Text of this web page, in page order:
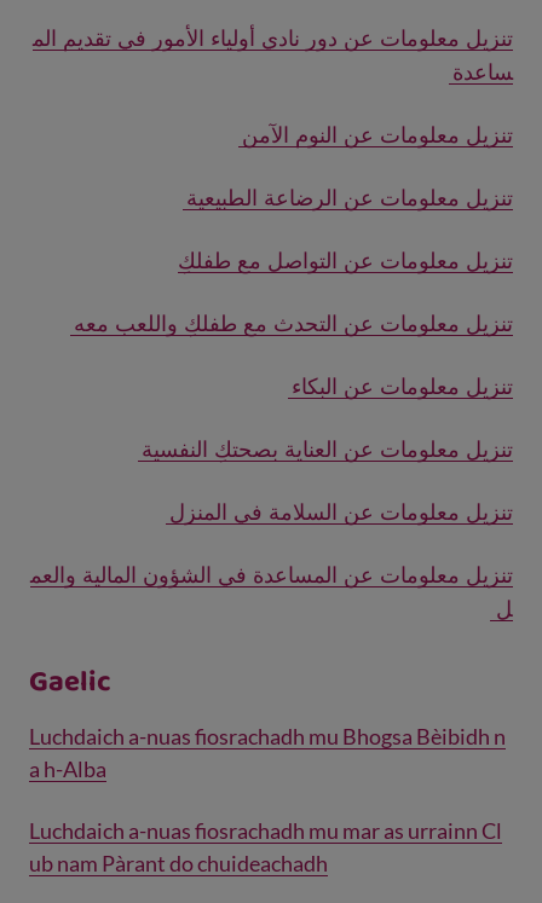
تنزيل معلومات عن دور نادي أولياء الأمور في تقديم الم
ساعدة
تنزيل معلومات عن النوم الآمن
تنزيل معلومات عن الرضاعة الطبيعية
تنزيل معلومات عن التواصل مع طفلكِ
تنزيل معلومات عن التحدث مع طفلكِ واللعب معه
تنزيل معلومات عن البكاء
تنزيل معلومات عن العناية بصحتكِ النفسية
تنزيل معلومات عن السلامة في المنزل
تنزيل معلومات عن المساعدة في الشؤون المالية والعم
ل
Gaelic
Luchdaich a-nuas fiosrachadh mu Bhogsa Bèibidh n
a h-Alba
Luchdaich a-nuas fiosrachadh mu mar as urrainn Cl
ub nam Pàrant do chuideachadh